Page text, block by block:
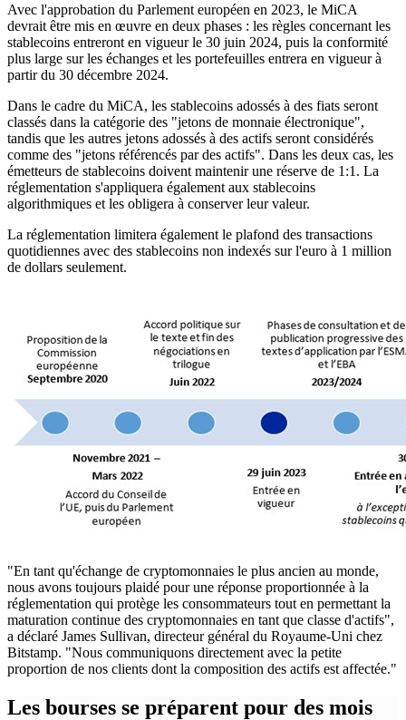
Avec l'approbation du Parlement européen en 2023, le MiCA
devrait être mis en œuvre en deux phases : les règles concernant les
stablecoins entreront en vigueur le 30 juin 2024, puis la conformité
plus large sur les échanges et les portefeuilles entrera en vigueur à
partir du 30 décembre 2024.
Dans le cadre du MiCA, les stablecoins adossés à des fiats seront
classés dans la catégorie des "jetons de monnaie électronique",
tandis que les autres jetons adossés à des actifs seront considérés
comme des "jetons référencés par des actifs". Dans les deux cas, les
émetteurs de stablecoins doivent maintenir une réserve de 1:1. La
réglementation s'appliquera également aux stablecoins
algorithmiques et les obligera à conserver leur valeur.
La réglementation limitera également le plafond des transactions
quotidiennes avec des stablecoins non indexés sur l'euro à 1 million
de dollars seulement.
"En tant qu'échange de cryptomonnaies le plus ancien au monde,
nous avons toujours plaidé pour une réponse proportionnée à la
réglementation qui protège les consommateurs tout en permettant la
maturation continue des cryptomonnaies en tant que classe d'actifs",
a déclaré James Sullivan, directeur général du Royaume-Uni chez
Bitstamp. "Nous communiquons directement avec la petite
proportion de nos clients dont la composition des actifs est affectée."
Les bourses se préparent pour des mois